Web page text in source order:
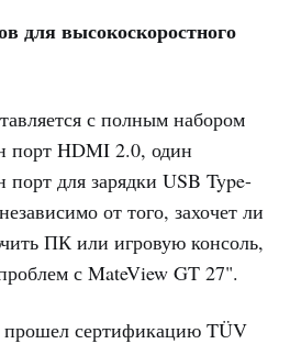
для высокоскоростного
с полным набором
порт HDMI 2.0, один
для зарядки USB Type-
от того, захочет ли
ПК или игровую консоль,
с MateView GT 27".
прошел сертификацию TÜV